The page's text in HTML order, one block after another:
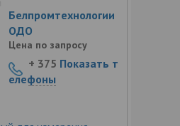
Белпромтехнологии
ОДО
Цена по запросу
+ 375 Показать т
елефоны